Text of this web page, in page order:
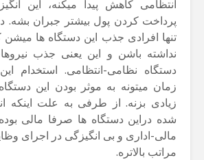
انتظامی کاهش پیدا میکنه، این
پرداخت کردن پول بیشتر جبران بشه.
تنها افرادی جذب این دستگاه ها میشن
نداشته باشن و این یعنی جذب
دستگاه نظامی-انتظامی. استخدام
زمان میتونه به موثر بودن این
زیادی بزنه. از طرفی به علت اینکه
شده دراین دستگاه ها صرفا مالی
مالی-اداری و بی انگیزگی در اجرای
مراتب بالاتره.